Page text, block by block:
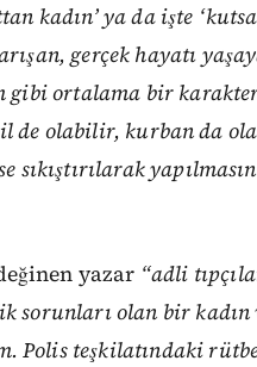
kadın’ ya da işte
gerçek hayatı
gibi ortalama bir
de olabilir, kurban da
yazar “adli
sorunları olan bir kadın
Polis teşkilatındaki